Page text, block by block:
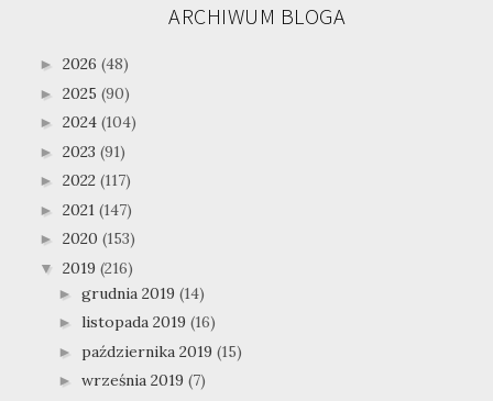
ARCHIWUM BLOGA
► 2026 (48)
► 2025 (90)
► 2024 (104)
► 2023 (91)
► 2022 (117)
► 2021 (147)
► 2020 (153)
▼ 2019 (216)
► grudnia 2019 (14)
► listopada 2019 (16)
► października 2019 (15)
► września 2019 (7)